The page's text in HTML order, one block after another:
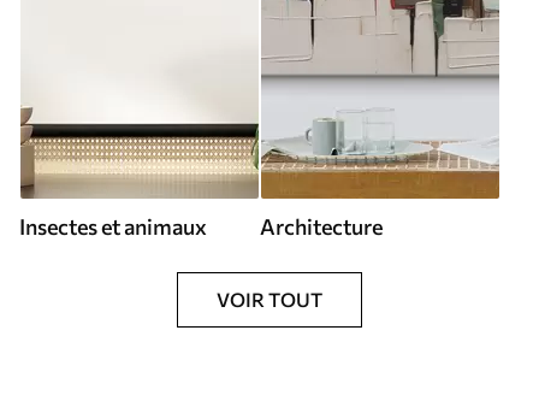
Insectes et animaux Architecture
VOIR TOUT